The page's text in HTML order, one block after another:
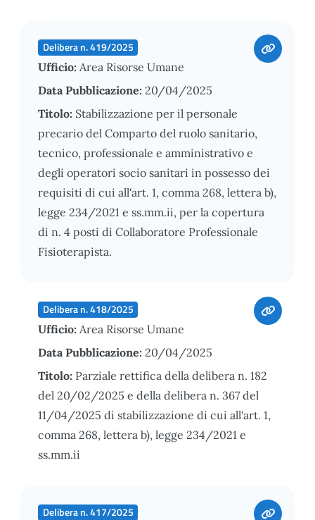
Delibera n. 419/2025
Ufficio: Area Risorse Umane
Data Pubblicazione: 20/04/2025
Titolo: Stabilizzazione per il personale
precario del Comparto del ruolo sanitario,
tecnico, professionale e amministrativo e
degli operatori socio sanitari in possesso dei
requisiti di cui all'art. 1, comma 268, lettera b),
legge 234/2021 e ss.mm.ii, per la copertura
di n. 4 posti di Collaboratore Professionale
Fisioterapista.
Delibera n. 418/2025
Ufficio: Area Risorse Umane
Data Pubblicazione: 20/04/2025
Titolo: Parziale rettifica della delibera n. 182
del 20/02/2025 e della delibera n. 367 del
11/04/2025 di stabilizzazione di cui all'art. 1,
comma 268, lettera b), legge 234/2021 e
ss.mm.ii
Delibera n. 417/2025